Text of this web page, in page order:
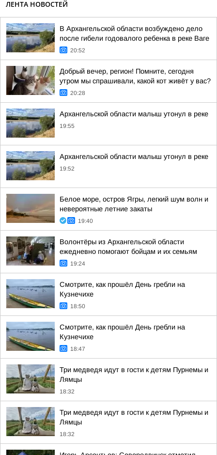
ЛЕНТА НОВОСТЕЙ
В Архангельской области возбуждено дело
после гибели годовалого ребенка в реке Ваге
20:52
Добрый вечер, регион! Помните, сегодня
утром мы спрашивали, какой кот живёт у вас?
20:28
Архангельской области малыш утонул в реке
19:55
Архангельской области малыш утонул в реке
19:52
Белое море, остров Ягры, легкий шум волн и
невероятные летние закаты
19:40
Волонтёры из Архангельской области
ежедневно помогают бойцам и их семьям
19:24
Смотрите, как прошёл День гребли на
Кузнечихе
18:50
Смотрите, как прошёл День гребли на
Кузнечихе
18:47
Три медведя идут в гости к детям Пурнемы и
Лямцы
18:32
Три медведя идут в гости к детям Пурнемы и
Лямцы
18:32